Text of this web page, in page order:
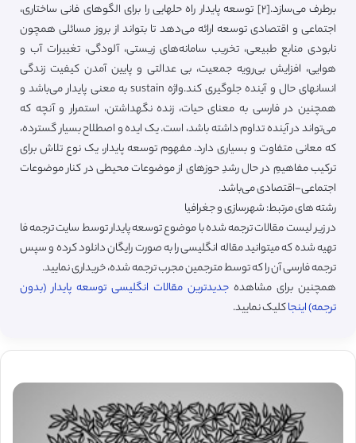
برطرف می‌سازد.[۲] توسعه پایدار راه حلهایی را برای الگوهای فانی ساختاری،
اجتماعی و اقتصادی توسعه ارائه می‌دهد تا بتواند از بروز مسائلی همچون
نابودی منابع طبیعی، تخریب سامانه‌های زیستی، آلودگی، تغییرات آب و
هوایی، افزایش بی‌رویه جمعیت، بی عدالتی و پایین آمدن کیفیت زندگی
انسانهای حال و آینده جلوگیری کند.واژه sustain به معنی پایدار می‌باشد و
همچنین در فارسی به معنای حیات، زنده نگهداشتن، استمرار و آنچه که
می‌تواند در آینده تداوم داشته باشد، است. یک ایده و اصطلاح بسیار گسترده،
که معانی متفاوت و بسیاری دارد. مفهوم توسعه پایدار، یک نوع تلاش برای
ترکیب مفاهیمِ در حال رشدِ حوزهای از موضوعات محیطی در کنار موضوعات
اجتماعی-اقتصادی می‌باشد.
رشته های مرتبط: شهرسازی و جغرافیا
در زیر لیست مقالات ترجمه شده با موضوع توسعه پایدار توسط سایت ترجمه فا
تهیه شده که میتوانید مقاله انگلیسی را به صورت رایگان دانلود کرده و سپس
ترجمه فارسی آن را که توسط مترجمین مجرب ترجمه شده، خریداری نمایید.
همچنین برای مشاهده جدیدترین مقالات انگلیسی توسعه پایدار (بدون
ترجمه) اینجاکلیک نمایید.